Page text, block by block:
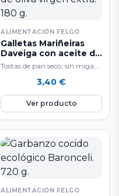
ALIMENTACIÓN FELGO
Galletas Mariñeiras
Daveiga con aceite de
oliva virgen extra. 180
Tostas de pan seco, sin miga,
utilizaban los marineros
para…
3,40 €
Ver producto
ALIMENTACIÓN FELGO